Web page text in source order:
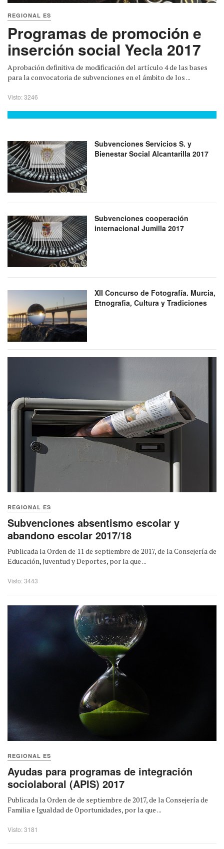
REGIONAL ES
Programas de promoción e
inserción social Yecla 2017
Aprobación definitiva de modificación del artículo 4 de las bases
para la convocatoria de subvenciones en el ámbito de los ...
Visto: 3246
Subvenciones Servicios S. y
Bienestar Social Alcantarilla 2017
Subvenciones cooperación
internacional Jumilla 2017
XII Concurso de Fotografía. Murcia,
Etnografia, Cultura y Tradiciones
REGIONAL ES
Subvenciones absentismo escolar y
abandono escolar 2017/18
Publicada la Orden de 11 de septiembre de 2017, de la Consejería de
Educación, Juventud y Deportes, por la que ...
Visto: 3443
REGIONAL ES
Ayudas para programas de integración
sociolaboral (APIS) 2017
Publicada la Orden de de septiembre de 2017, de la Consejería de
Familia e Igualdad de Oportunidades, por la que ...
Visto: 3181